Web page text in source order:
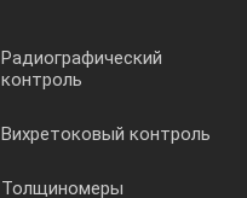
Радиографический
контроль
Вихретоковый контроль
Толщиномеры